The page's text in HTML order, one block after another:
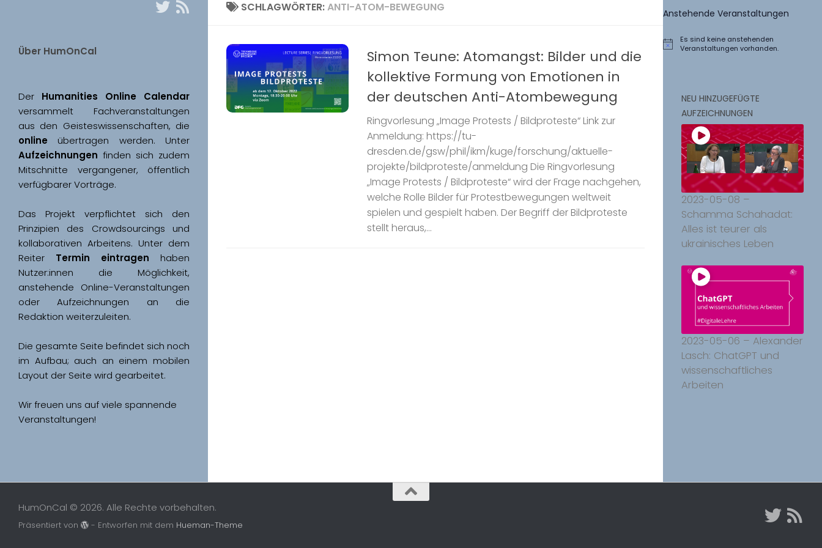
SCHLAGWÖRTER:ANTI-ATOM-BEWEGUNG
Simon Teune: Atomangst: Bilder und die
kollektive Formung von Emotionen in
der deutschen Anti-Atombewegung
Ringvorlesung „Image Protests / Bildproteste“ Link zur
Anmeldung: https://tu-
dresden.de/gsw/phil/ikm/kuge/forschung/aktuelle-
projekte/bildproteste/anmeldung Die Ringvorlesung
„Image Protests / Bildproteste“ wird der Frage nachgehen,
welche Rolle Bilder für Protestbewegungen weltweit
spielen und gespielt haben. Der Begriff der Bildproteste
stellt heraus,...
Über HumOnCal
Der
versammelt Fachveranstaltungen
online
Aufzeichnungen finden sich zudem
Mitschnitte vergangener, öffentlich
Das Projekt verpflichtet sich den
Prinzipien des Crowdsourcings und
kollaborativen Arbeitens. Unter dem
Reiter Termin eintragen haben
Nutzer:innen die Möglichkeit,
anstehende Online-Veranstaltungen
oder Aufzeichnungen an die
Redaktion weiterzuleiten.
Die gesamte Seite befindet sich noch
im Aufbau; auch an einem mobilen
Wir freuen uns auf viele spannende
Veranstaltungen!
Anstehende Veranstaltungen
Hinweis
Es sind keine anstehenden
Veranstaltungen vorhanden.
NEU HINZUGEFÜGTE
AUFZEICHNUNGEN
2023-05-08 –
Schamma Schahadat:
Alles ist teurer als
ukrainisches Leben
2023-05-06 – Alexander
Lasch: ChatGPT und
wissenschaftliches
Arbeiten
HumOnCal © 2026. Alle Rechte vorbehalten.
Präsentiert von - Entworfen mit dem Hueman-Theme